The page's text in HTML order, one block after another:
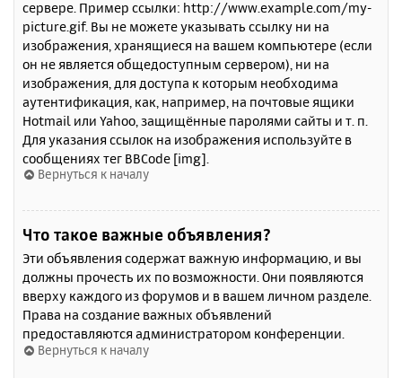
сервере. Пример ссылки: http://www.example.com/my-
picture.gif. Вы не можете указывать ссылку ни на
изображения, хранящиеся на вашем компьютере (если
он не является общедоступным сервером), ни на
изображения, для доступа к которым необходима
аутентификация, как, например, на почтовые ящики
Hotmail или Yahoo, защищённые паролями сайты и т. п.
Для указания ссылок на изображения используйте в
сообщениях тег BBCode [img].
Вернуться к началу
Что такое важные объявления?
Эти объявления содержат важную информацию, и вы
должны прочесть их по возможности. Они появляются
вверху каждого из форумов и в вашем личном разделе.
Права на создание важных объявлений
предоставляются администратором конференции.
Вернуться к началу